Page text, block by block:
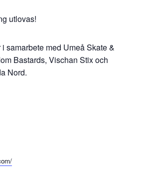
utlovas!
samarbete med Umeå Skate &
Bastards, Vischan Stix och
Nord.